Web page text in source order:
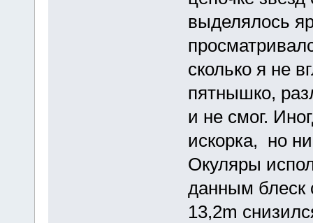
выделялось
сколько я не
пятнышко,
и не смог.
искорка, но
Окуляры
данным блеск
13,2m